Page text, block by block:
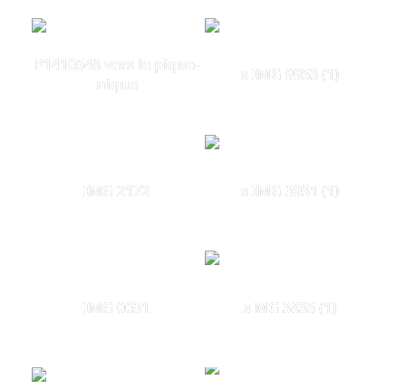
P1410548 vers le pique-
nique
s IMG 9953 (1)
IMG 2172 s IMG 3931 (1)
IMG 0031 s MG 3835 (1)